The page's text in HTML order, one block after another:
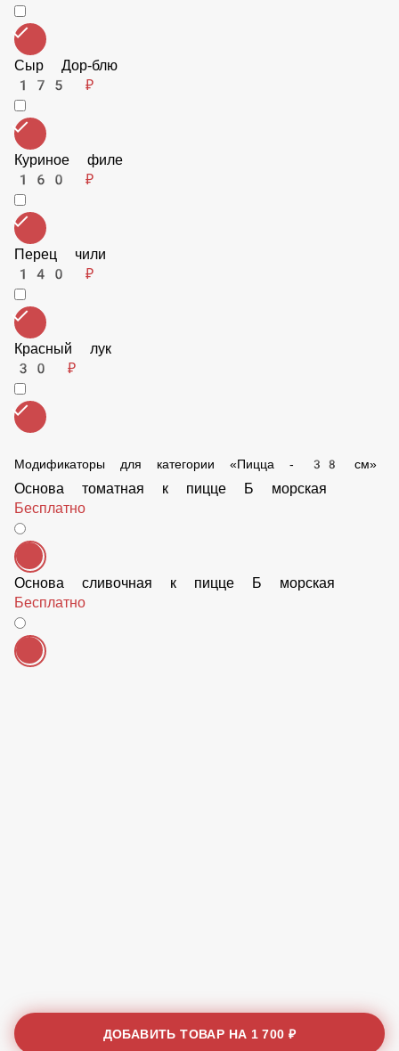
Болгарский перец
115 ₽
Маслины
140 ₽
Перец халапеньо
175 ₽
Куриное филе
140 ₽
Основа сливочная к пицце Б морская
ДОБАВИТЬ ТОВАР НА 1 700 ₽